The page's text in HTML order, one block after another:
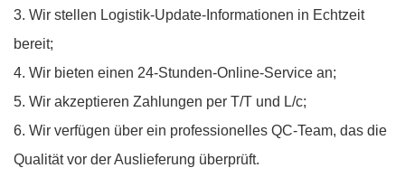
3. Wir stellen Logistik-Update-Informationen in Echtzeit
bereit;
4. Wir bieten einen 24-Stunden-Online-Service an;
5. Wir akzeptieren Zahlungen per T/T und L/c;
6. Wir verfügen über ein professionelles QC-Team, das die
Qualität vor der Auslieferung überprüft.